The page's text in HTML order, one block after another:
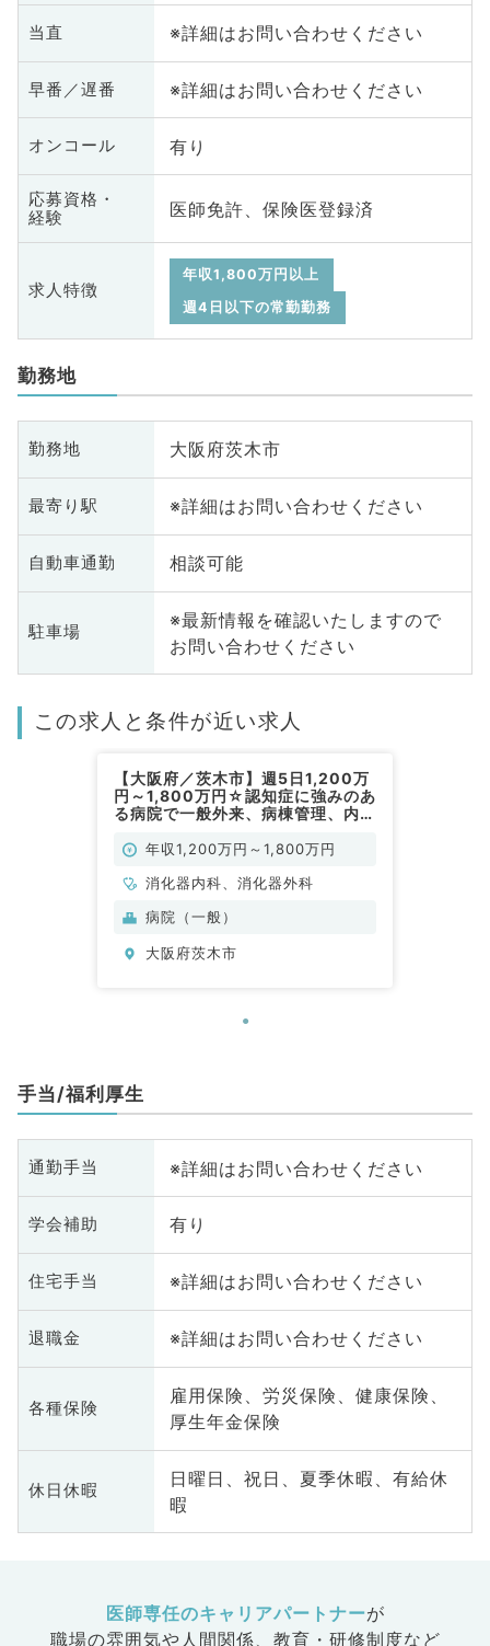
当直 ※詳細はお問い合わせください
早番／遅番 ※詳細はお問い合わせください
オンコール 有り
応募資格・
経験
医師免許、保険医登録済
求人特徴
年収1,800万円以上
週4日以下の常勤勤務
勤務地
勤務地 大阪府茨木市
最寄り駅 ※詳細はお問い合わせください
自動車通勤 相談可能
駐車場
※最新情報を確認いたしますので
お問い合わせください
この求人と条件が近い求人
【大阪府／茨木市】週5日1,200万
円～1,800万円☆認知症に強みのあ
る病院で一般外来、病棟管理、内視
常勤）年収1,200万円～1,800万円
消化器内科、消化器外科
病院（一般）
大阪府茨木市
手当/福利厚生
通勤手当 ※詳細はお問い合わせください
学会補助 有り
住宅手当 ※詳細はお問い合わせください
退職金 ※詳細はお問い合わせください
各種保険
雇用保険、労災保険、健康保険、
厚生年金保険
休日休暇
日曜日、祝日、夏季休暇、有給休
暇
医師専任のキャリアパートナーが
職場の雰囲気や人間関係、 教育・研修制度など